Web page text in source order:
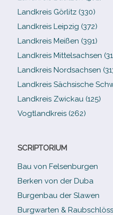
Landkreis Görlitz (330)
Landkreis Leipzig (372)
Landkreis Meißen (391)
Landkreis Mittelsachsen
Landkreis Nordsachsen
Landkreis Sächsische
Landkreis Zwickau (125)
Vogtlandkreis (262)
SCRIPTORIUM
Bau von Felsenburgen
Berken von der Duba
Burgenbau der Slawen
Burgwarten &